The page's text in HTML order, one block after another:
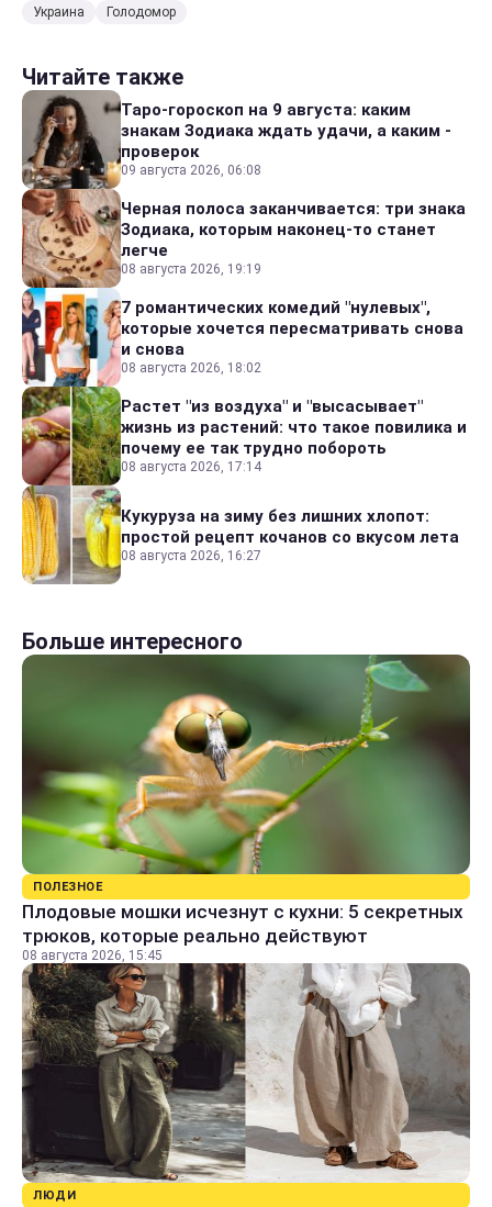
Украина Голодомор
Читайте также
Таро-гороскоп на 9 августа: каким
знакам Зодиака ждать удачи, а каким -
проверок
09 августа 2026, 06:08
Черная полоса заканчивается: три знака
Зодиака, которым наконец-то станет
легче
08 августа 2026, 19:19
7 романтических комедий "нулевых",
которые хочется пересматривать снова
и снова
08 августа 2026, 18:02
Растет "из воздуха" и "высасывает"
жизнь из растений: что такое повилика и
почему ее так трудно побороть
08 августа 2026, 17:14
Кукуруза на зиму без лишних хлопот:
простой рецепт кочанов со вкусом лета
08 августа 2026, 16:27
Больше интересного
ПОЛЕЗНОЕ
Плодовые мошки исчезнут с кухни: 5 секретных
трюков, которые реально действуют
08 августа 2026, 15:45
ЛЮДИ